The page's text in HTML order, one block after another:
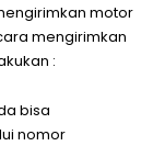
motor
mengirimkan
:
bisa
nomor